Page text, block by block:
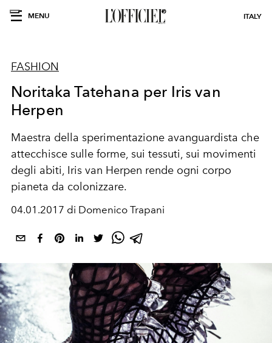
MENU ITALY
FASHION
Noritaka Tatehana per Iris van
Herpen
Maestra della sperimentazione avanguardista che
attecchisce sulle forme, sui tessuti, sui movimenti
degli abiti, Iris van Herpen rende ogni corpo
pianeta da colonizzare.
04.01.2017 di Domenico Trapani